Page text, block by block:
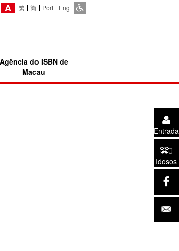
A 繁 簡 Port Eng
Agência do ISBN de
Macau
Entrada
Idosos